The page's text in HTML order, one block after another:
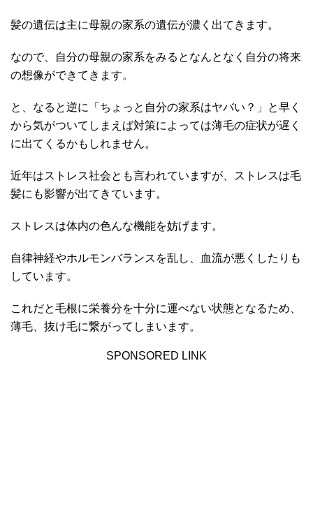
髪の遺伝は主に母親の家系の遺伝が濃く出てきます。
なので、自分の母親の家系をみるとなんとなく自分の将来
の想像ができてきます。
と、なると逆に「ちょっと自分の家系はヤバい？」と早く
から気がついてしまえば対策によっては薄毛の症状が遅く
に出てくるかもしれません。
近年はストレス社会とも言われていますが、ストレスは毛
髪にも影響が出てきています。
ストレスは体内の色んな機能を妨げます。
自律神経やホルモンバランスを乱し、血流が悪くしたりも
しています。
これだと毛根に栄養分を十分に運べない状態となるため、
薄毛、抜け毛に繋がってしまいます。
SPONSORED LINK